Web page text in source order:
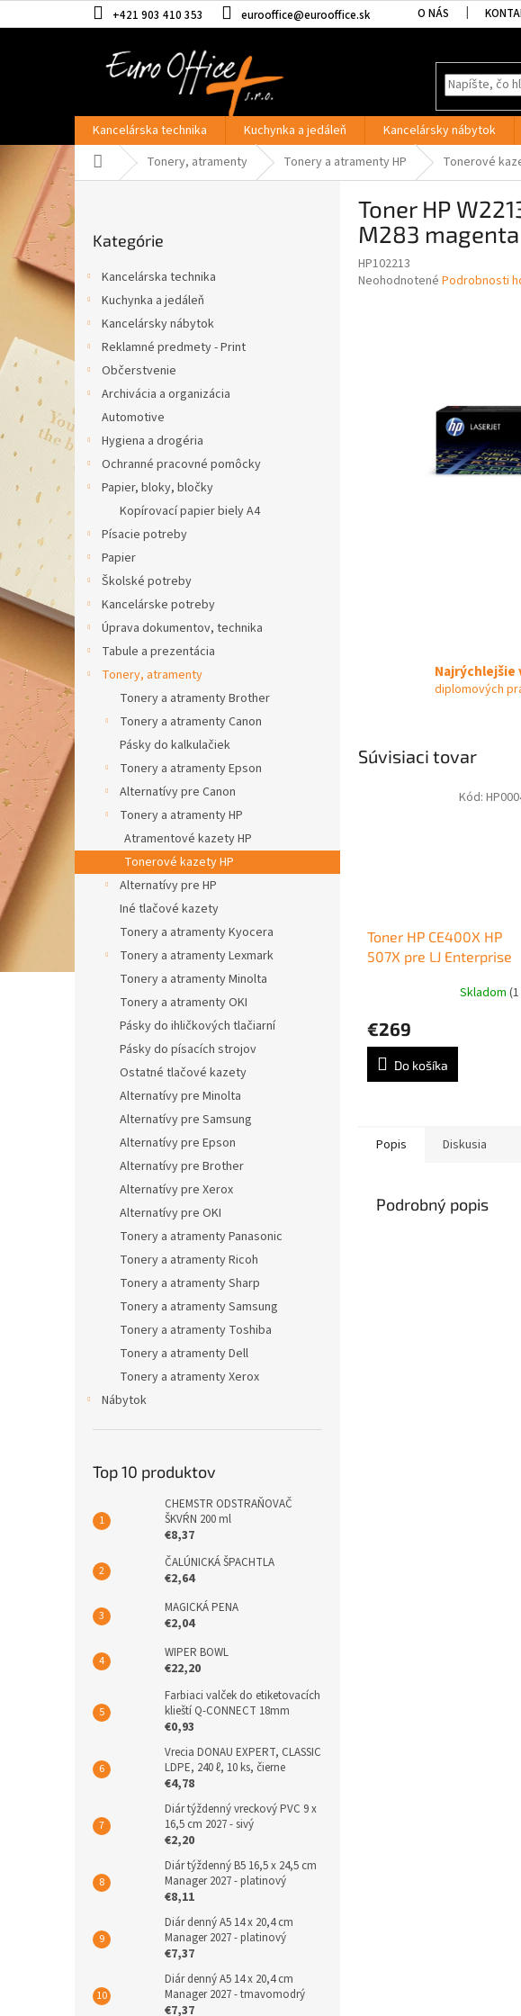
na
+421 903 410 353 eurooffice@eurooffice.sk O NÁS
Kancelárska technika Kuchynka a jedáleň Kancelársky nábytok
Domov Tonery, atramenty Tonery a atramenty HP Tonerové
o
č
p
a
l
kategórie
Kategórie
Kancelárska technika
Kuchynka a jedáleň
Kancelársky nábytok
Reklamné predmety - Print
Občerstvenie
Archivácia a organizácia
Automotive
Hygiena a drogéria
Ochranné pracovné pomôcky
Papier, bloky, bločky
Kopírovací papier biely A4
Písacie potreby
Papier
Školské potreby
Kancelárske potreby
Úprava dokumentov, technika
Tabule a prezentácia
Tonery, atramenty
Tonery a atramenty Brother
Tonery a atramenty Canon
Pásky do kalkulačiek
Tonery a atramenty Epson
Alternatívy pre Canon
Tonery a atramenty HP
Atramentové kazety HP
Tonerové kazety HP
Alternatívy pre HP
Iné tlačové kazety
Tonery a atramenty Kyocera
Tonery a atramenty Lexmark
Tonery a atramenty Minolta
Tonery a atramenty OKI
Pásky do ihličkových tlačiarní
Pásky do písacích strojov
Ostatné tlačové kazety
Alternatívy pre Minolta
Alternatívy pre Samsung
Alternatívy pre Epson
Alternatívy pre Brother
Alternatívy pre Xerox
Alternatívy pre OKI
Tonery a atramenty Panasonic
Tonery a atramenty Ricoh
Tonery a atramenty Sharp
Tonery a atramenty Samsung
Tonery a atramenty Toshiba
Tonery a atramenty Dell
Tonery a atramenty Xerox
Nábytok
Top 10 produktov
CHEMSTR ODSTRAŇOVAČ
ŠKVŔN 200 ml
€8,37
ČALÚNICKÁ ŠPACHTLA
€2,64
MAGICKÁ PENA
€2,04
WIPER BOWL
€22,20
Farbiaci valček do etiketovacích
klieští Q-CONNECT 18mm
€0,93
Vrecia DONAU EXPERT, CLASSIC
LDPE, 240 ℓ, 10 ks, čierne
€4,78
Diár týždenný vreckový PVC 9 x
16,5 cm 2027 - sivý
€2,20
Diár týždenný B5 16,5 x 24,5 cm
Manager 2027 - platinový
€8,11
Diár denný A5 14 x 20,4 cm
Manager 2027 - platinový
€7,37
Diár denný A5 14 x 20,4 cm
Manager 2027 - tmavomodrý
€7,37
Toner HP
M283
HP102213
Priemerné
Neohodnotené Podrobnosti
Najrýchlejšie
diplomových
Súvisiaci tovar
Toner HP CE400X HP
507X pre LJ Enterprise
black (11.000 str.)Skladom
€269
Do košíka
Kód:
Popis Diskusia
Podrobný popis